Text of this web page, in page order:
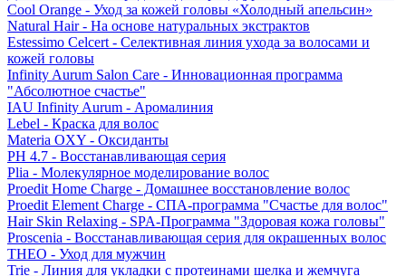
Cool Orange - Уход за кожей головы «Холодный апельсин»
Natural Hair - На основе натуральных экстрактов
Estessimo Celcert - Селективная линия ухода за волосами и
кожей головы
Infinity Aurum Salon Care - Инновационная программа
"Абсолютное счастье"
IAU Infinity Aurum - Аромалиния
Lebel - Краска для волос
Materia OXY - Оксиданты
PH 4.7 - Восстанавливающая серия
Plia - Молекулярное моделирование волос
Proedit Home Charge - Домашнее восстановление волос
Proedit Element Charge - СПА-программа "Счастье для волос"
Hair Skin Relaxing - SPA-Программа "Здоровая кожа головы"
Proscenia - Восстанавливающая серия для окрашенных волос
THEO - Уход для мужчин
Trie - Линия для укладки с протеинами шелка и жемчуга